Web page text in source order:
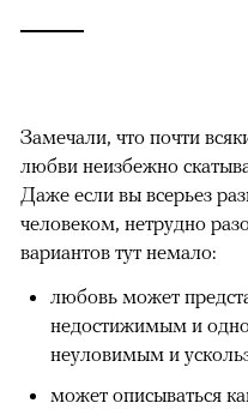
Замечали, что почти
любви неизбежно
Даже если вы всерьез
человеком, нетрудно
вариантов тут немало:
любовь может
недостижимым и
неуловимым и
может описываться